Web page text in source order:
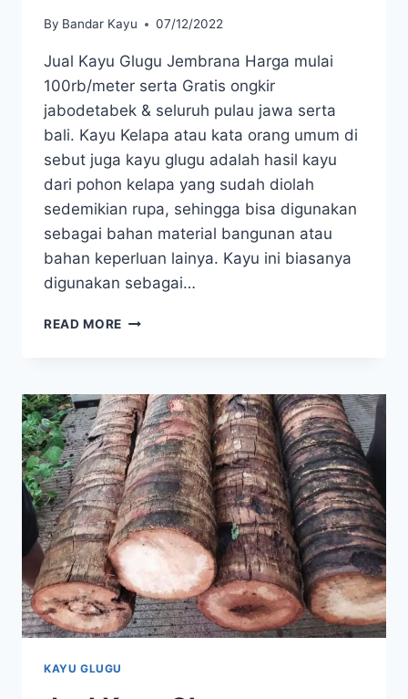
By Bandar Kayu 07/12/2022
Jual Kayu Glugu Jembrana Harga mulai
100rb/meter serta Gratis ongkir
jabodetabek & seluruh pulau jawa serta
bali. Kayu Kelapa atau kata orang umum di
sebut juga kayu glugu adalah hasil kayu
dari pohon kelapa yang sudah diolah
sedemikian rupa, sehingga bisa digunakan
sebagai bahan material bangunan atau
bahan keperluan lainya. Kayu ini biasanya
digunakan sebagai…
READ MORE JUAL
BALI
KAYU GLUGU